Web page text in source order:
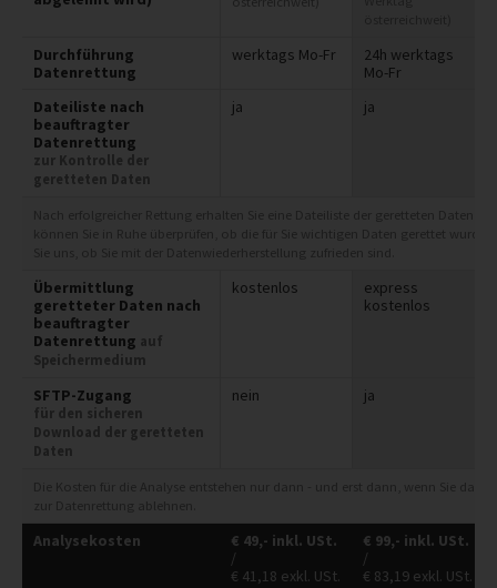
Durchführung
Datenrettung
werktags Mo-Fr
24h werktags
Mo-Fr
Dateiliste nach
beauftragter
Datenrettung
zur Kontrolle der
geretteten Daten
ja ja
Übermittlung
geretteter Daten nach
beauftragter
Datenrettung auf
Speichermedium
kostenlos
express
kostenlos
SFTP-Zugang
für den sicheren
Download der geretteten
Daten
nein ja
Analysekosten € 49,- inkl. USt.
/
€ 41,18 exkl. USt.
€ 99,- inkl. USt.
/
€ 83,19 exkl. USt.